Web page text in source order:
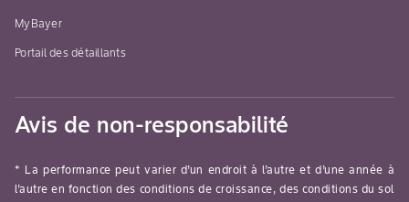
MyBayer
Portail des détaillants
Avis de non-responsabilité
* La performance peut varier d’un endroit à l’autre et d’une année à
l’autre en fonction des conditions de croissance, des conditions du sol